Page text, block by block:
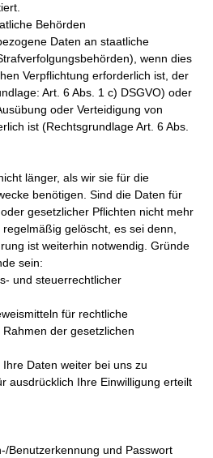
Behörden
Daten an staatliche
wenn dies
Verpflichtung erforderlich ist, der
Art. 6 Abs. 1 c) DSGVO) oder
oder Verteidigung von
ist (Rechtsgrundlage Art. 6 Abs.
länger, als wir sie für die
benötigen. Sind die Daten für
gesetz­licher Pflichten nicht mehr
gelöscht, es sei denn,
ist weiterhin notwendig. Gründe
sein:
steuerrechtlicher
für rechtliche
der gesetzlichen
Daten weiter bei uns zu
ausdrücklich Ihre Einwilligung erteilt
und Passwort